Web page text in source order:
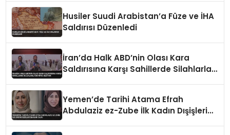
Husiler Suudi Arabistan’a Füze ve İHA
Saldırısı Düzenledi
İran’da Halk ABD’nin Olası Kara
Saldırısına Karşı Sahillerde Silahlarla
Yemen’de Tarihi Atama Efrah
Abdulaziz ez-Zube İlk Kadın Dışişleri